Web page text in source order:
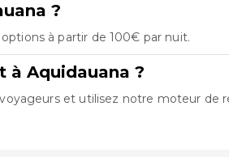
?
à partir de 100€ par nuit.
Aquidauana ?
et utilisez notre moteur